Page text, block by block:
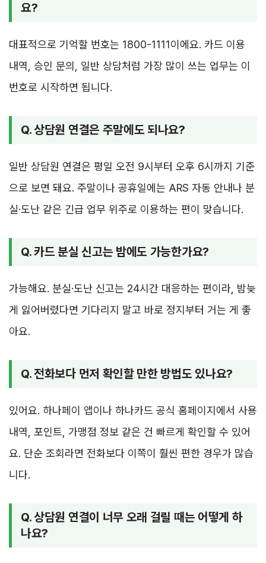
요?
대표적으로 기억할 번호는 1800-1111이에요. 카드 이용
내역, 승인 문의, 일반 상담처럼 가장 많이 쓰는 업무는 이
번호로 시작하면 됩니다.
Q. 상담원 연결은 주말에도 되나요?
일반 상담원 연결은 평일 오전 9시부터 오후 6시까지 기준
으로 보면 돼요. 주말이나 공휴일에는 ARS 자동 안내나 분
실·도난 같은 긴급 업무 위주로 이용하는 편이 맞습니다.
Q. 카드 분실 신고는 밤에도 가능한가요?
가능해요. 분실·도난 신고는 24시간 대응하는 편이라, 밤늦
게 잃어버렸다면 기다리지 말고 바로 정지부터 거는 게 좋
아요.
Q. 전화보다 먼저 확인할 만한 방법도 있나요?
있어요. 하나페이 앱이나 하나카드 공식 홈페이지에서 사용
내역, 포인트, 가맹점 정보 같은 건 빠르게 확인할 수 있어
요. 단순 조회라면 전화보다 이쪽이 훨씬 편한 경우가 많습
니다.
Q. 상담원 연결이 너무 오래 걸릴 때는 어떻게 하
나요?